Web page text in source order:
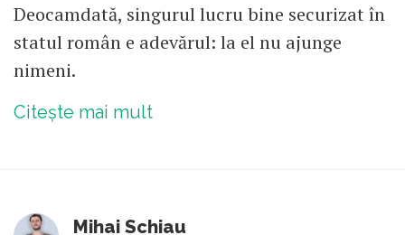
Deocamdată, singurul lucru bine securizat în
statul român e adevărul: la el nu ajunge
nimeni.
Citește mai mult
Mihai Schiau